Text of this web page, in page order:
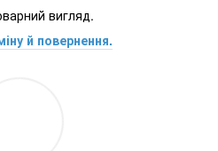
вигляд.
й повернення.